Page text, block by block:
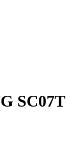
SC07T